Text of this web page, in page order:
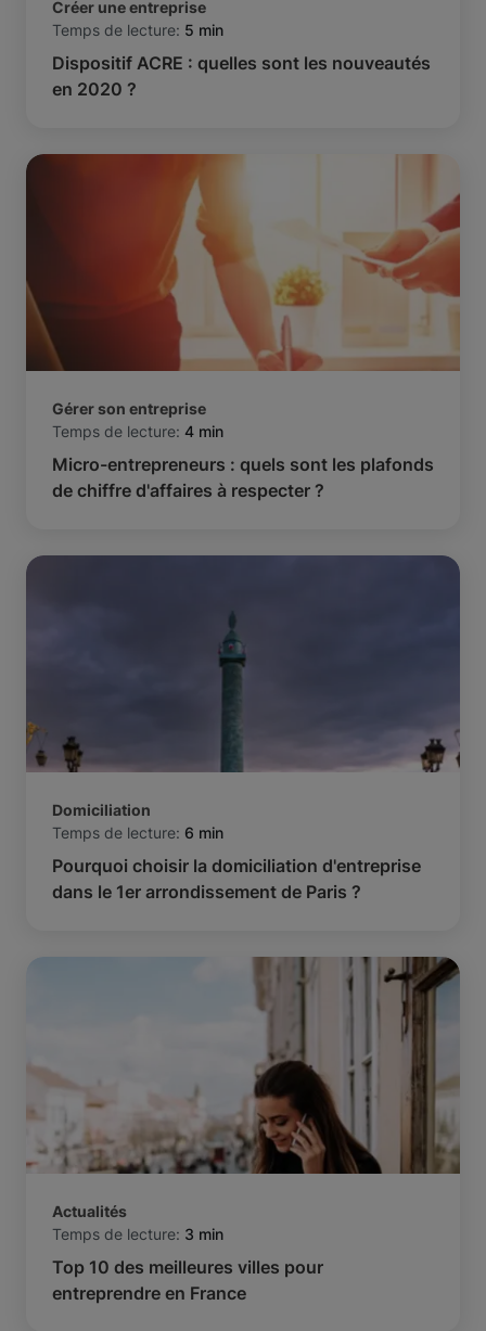
Créer une entreprise
Temps de lecture: 5 min
Dispositif ACRE : quelles sont les nouveautés
en 2020 ?
Gérer son entreprise
Temps de lecture: 4 min
Micro-entrepreneurs : quels sont les plafonds
de chiffre d'affaires à respecter ?
Domiciliation
Temps de lecture: 6 min
Pourquoi choisir la domiciliation d'entreprise
dans le 1er arrondissement de Paris ?
Actualités
Temps de lecture: 3 min
Top 10 des meilleures villes pour
entreprendre en France